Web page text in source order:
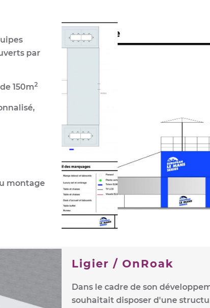
par
150m2
montage
Ligier / OnRoak
Dans le cadre de son
souhaitait disposer d'une